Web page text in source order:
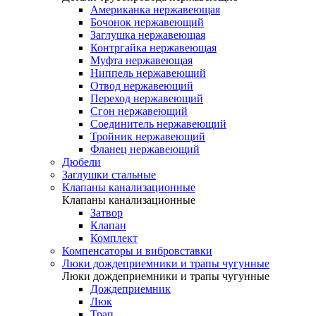
Американка нержавеющая
Бочонок нержавеющий
Заглушка нержавеющая
Контргайка нержавеющая
Муфта нержавеющая
Ниппель нержавеющий
Отвод нержавеющий
Переход нержавеющий
Сгон нержавеющий
Соединитель нержавеющий
Тройник нержавеющий
Фланец нержавеющий
Дюбели
Заглушки стальные
Клапаны канализационные
Клапаны канализационные
Затвор
Клапан
Комплект
Компенсаторы и вибровставки
Люки дождеприемники и трапы чугунные
Люки дождеприемники и трапы чугунные
Дождеприемник
Люк